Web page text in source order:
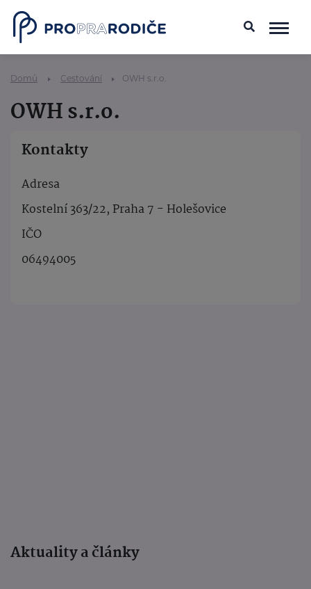
Domů Cestování OWH s.r.o.
OWH s.r.o.
Kontakty
Adresa
Kostelní 363/22, Praha 7 - Holešovice
IČO
06494005
Aktuality a články